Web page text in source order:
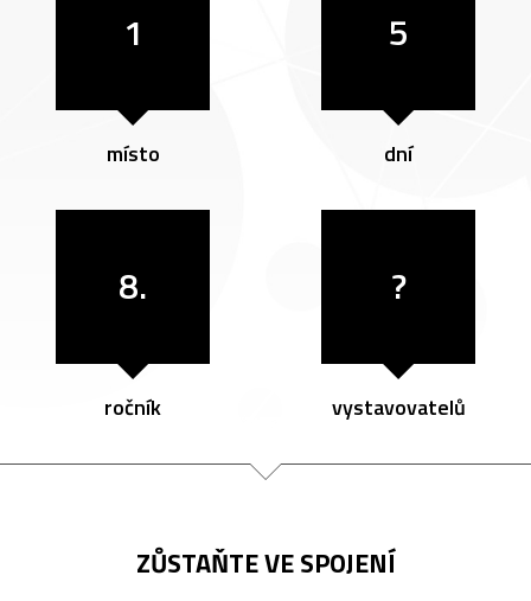
1
místo
5
dní
8.
ročník
?
vystavovatelů
ZŮSTAŇTE VE SPOJENÍ